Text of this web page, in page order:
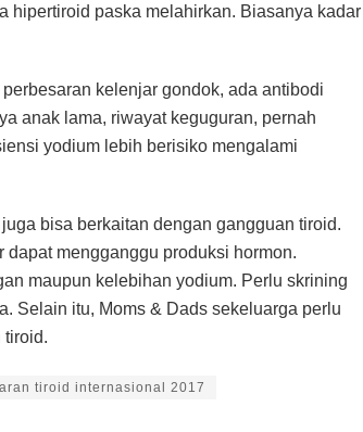
hipertiroid paska melahirkan. Biasanya kadar
kelenjar gondok, ada antibodi
anak lama, riwayat keguguran, pernah
yodium lebih berisiko mengalami
bisa berkaitan dengan gangguan tiroid.
mengganggu produksi hormon.
maupun kelebihan yodium. Perlu skrining
Selain itu, Moms & Dads sekeluarga perlu
tiroid.
tiroid internasional 2017